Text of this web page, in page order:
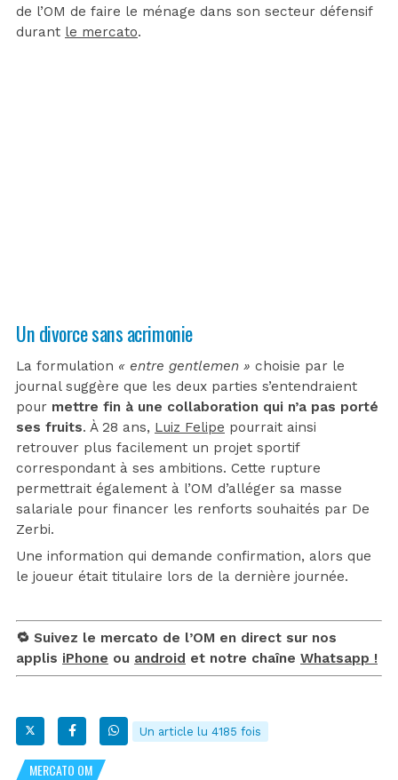
de l’OM de faire le ménage dans son secteur défensif
durant le mercato.
Un divorce sans acrimonie
La formulation « entre gentlemen » choisie par le
journal suggère que les deux parties s’entendraient
pour mettre fin à une collaboration qui n’a pas porté
ses fruits. À 28 ans, Luiz Felipe pourrait ainsi
retrouver plus facilement un projet sportif
correspondant à ses ambitions. Cette rupture
permettrait également à l’OM d’alléger sa masse
salariale pour financer les renforts souhaités par De
Zerbi.
Une information qui demande confirmation, alors que
le joueur était titulaire lors de la dernière journée.
🔁 Suivez le mercato de l’OM en direct sur nos
applis iPhone ou android et notre chaîne Whatsapp !
Un article lu 4185 fois
MERCATO OM